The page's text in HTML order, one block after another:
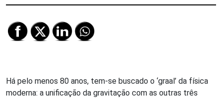
Há pelo menos 80 anos, tem-se buscado o ‘graal’ da física
moderna: a unificação da gravitação com as outras três